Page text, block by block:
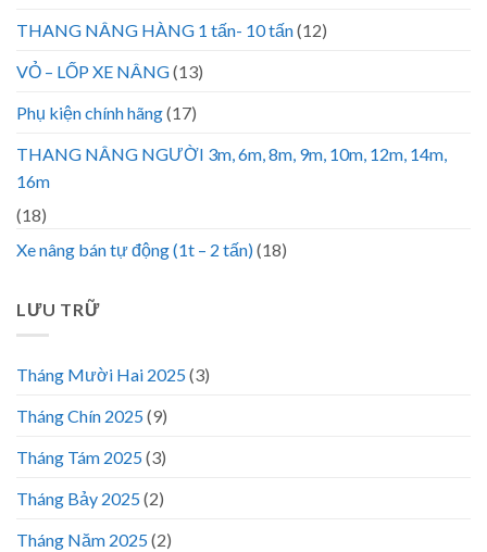
THANG NÂNG HÀNG 1 tấn- 10 tấn(12)
VỎ – LỐP XE NÂNG(13)
Phụ kiện chính hãng(17)
THANG NÂNG NGƯỜI 3m, 6m, 8m, 9m, 10m, 12m, 14m,
16m
(18)
Xe nâng bán tự động (1t – 2 tấn)(18)
LƯU TRỮ
Tháng Mười Hai 2025(3)
Tháng Chín 2025(9)
Tháng Tám 2025(3)
Tháng Bảy 2025(2)
Tháng Năm 2025(2)